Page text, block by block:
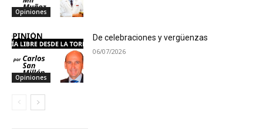
Opiniones
Opiniones
De celebraciones y vergüenzas
06/07/2026